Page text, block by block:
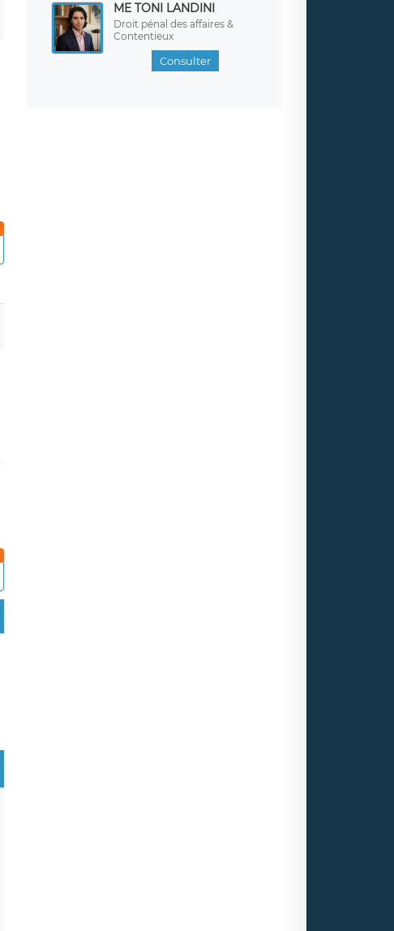
ME TONI LANDINI
Droit pénal des affaires &
Contentieux
Consulter